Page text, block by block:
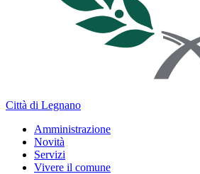
Città di Legnano
Amministrazione
Novità
Servizi
Vivere il comune